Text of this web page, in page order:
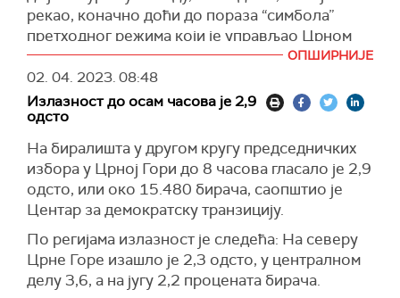
Додао је да је у Колашину до 9 сати гласало
7,25 одсто бирача.
"Котор 5,52 одсто бирача, Мојковац 7,63
одсто, Никшић 7,13 одсто, Петњица 4,35
одсто, Плав 3,72 одсто, Пљевља 7,37 одсто,
Плужине 5,79 одсто бирача“, навео је Мугоша.
У Подгорици је гласало 7,56 одсто бирача.
"Рожаје 2,4 процента, Шавник 10,13 одсто,
Тиват 6,6 одсто, Тузи 2,04 одсто, Улцињ 2,55
одсто, Жабљак 5,32 одсто и Зета 7,19 одсто",
казао је Мугоша.
рекао, коначно доћи до пораза “симбола”
претходног режима који је управљао Црном
Гором у претходних 30 година.
Милатовић је после гласања позвао грађане
Црне Горе да искористе своје бирачко право
и изразио уверење да ће изборни дан проћи у
најбољем реду, те да је Црна Гора зрела као
друштво да оловком мења председнике.
“Сигуран сам да ћемо од данас направити још
један велики корак напред када је у питању
помиренија Црна Гора, богата Црна Гора,
праведнија Црна Гора и коначно Црна Гора
свих нас”, рекао је Милатовић.
ОПШИРНИЈЕ
02. 04. 2023.08:48
Излазност до осам часова је 2,9
одсто
На биралишта у другом кругу председничких
избора у Црној Гори до 8 часова гласало је 2,9
одсто, или око 15.480 бирача, саопштио је
Центар за демократску транзицију.
По регијама излазност је следећа: На северу
Црне Горе изашло је 2,3 одсто, у централном
делу 3,6, а на југу 2,2 процената бирача.